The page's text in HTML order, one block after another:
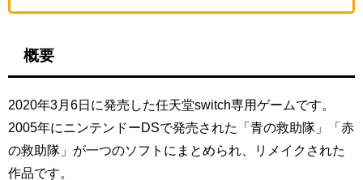
概要
2020年3月6日に発売した任天堂switch専用ゲームです。
2005年にニンテンドーDSで発売された「青の救助隊」「赤
の救助隊」が一つのソフトにまとめられ、リメイクされた
作品です。